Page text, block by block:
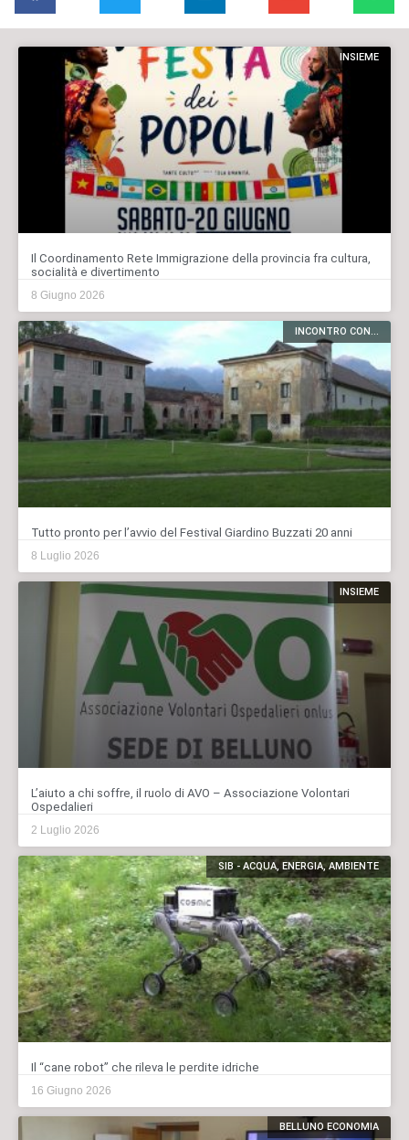
INSIEME
Il Coordinamento Rete Immigrazione della provincia fra cultura,
socialità e divertimento
8 Giugno 2026
INCONTRO CON...
Tutto pronto per l’avvio del Festival Giardino Buzzati 20 anni
8 Luglio 2026
INSIEME
L’aiuto a chi soffre, il ruolo di AVO – Associazione Volontari
Ospedalieri
2 Luglio 2026
SIB - ACQUA, ENERGIA, AMBIENTE
Il “cane robot” che rileva le perdite idriche
16 Giugno 2026
BELLUNO ECONOMIA